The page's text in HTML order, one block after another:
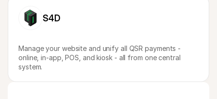
S4D
Manage your website and unify all QSR payments -
online, in-app, POS, and kiosk - all from one central
system.